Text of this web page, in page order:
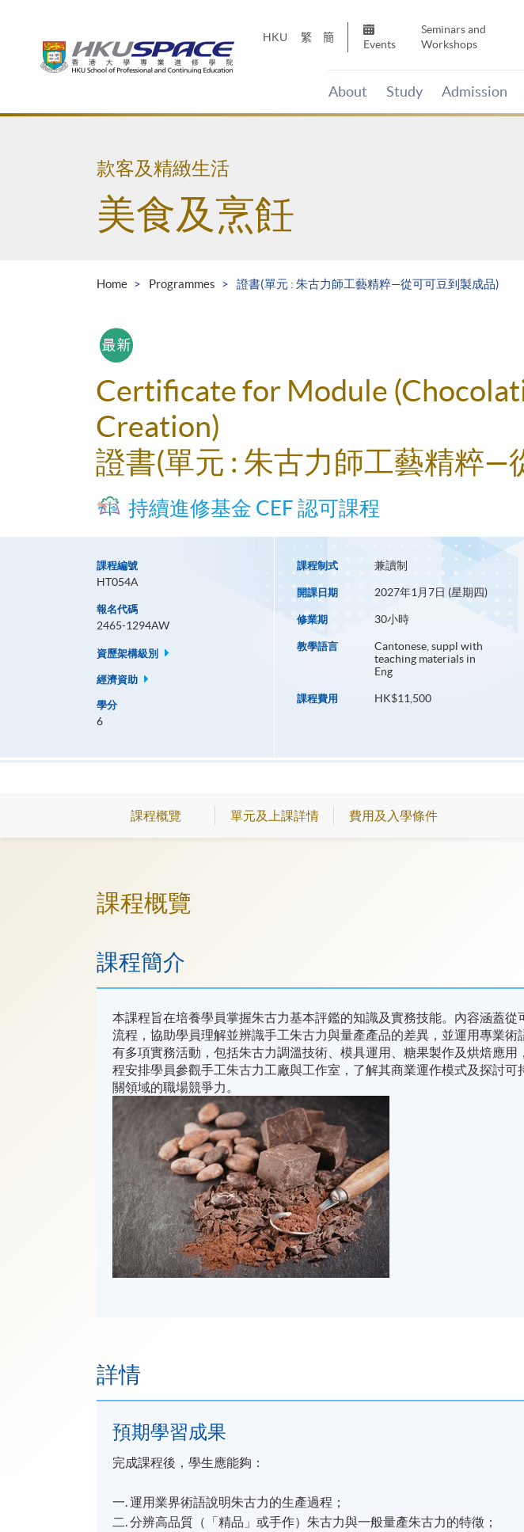
HKU 繁 簡
Events
Seminars and
Workshops
About Study Admission
Main
款客及精緻生活
美食及烹飪
Home Programmes 證書(單元 : 朱古力師工藝精粹—從可可豆到製成品)
Certificate for Module
Creation)
證書(單元 : 朱古力師工藝精粹—
持續進修基金 CEF 認可課程
課程編號
HT054A
報名代碼
2465-1294AW
資歷架構級別
經濟資助
學分
6
課程制式 兼讀制
開課日期 2027年1月7日 (星期四)
修業期 30小時
教學語言
Cantonese, suppl with
teaching materials in
Eng
課程費用 HK$11,500
課程概覽 單元及上課詳情 費用及入學條件
課程概覽
課程簡介
本課程旨在培養學員掌握朱古力基本評鑑的知識及實務技能。內容涵蓋
流程，協助學員理解並辨識手工朱古力與量產產品的差異，並運用專業術
有多項實務活動，包括朱古力調溫技術、模具運用、糖果製作及烘焙應用
程安排學員參觀手工朱古力工廠與工作室，了解其商業運作模式及探討可
關領域的職場競爭力。
詳情
預期學習成果
完成課程後，學生應能夠：
一. 運用業界術語說明朱古力的生產過程；
二. 分辨高品質（「精品」或手作）朱古力與一般量產朱古力的特徵；